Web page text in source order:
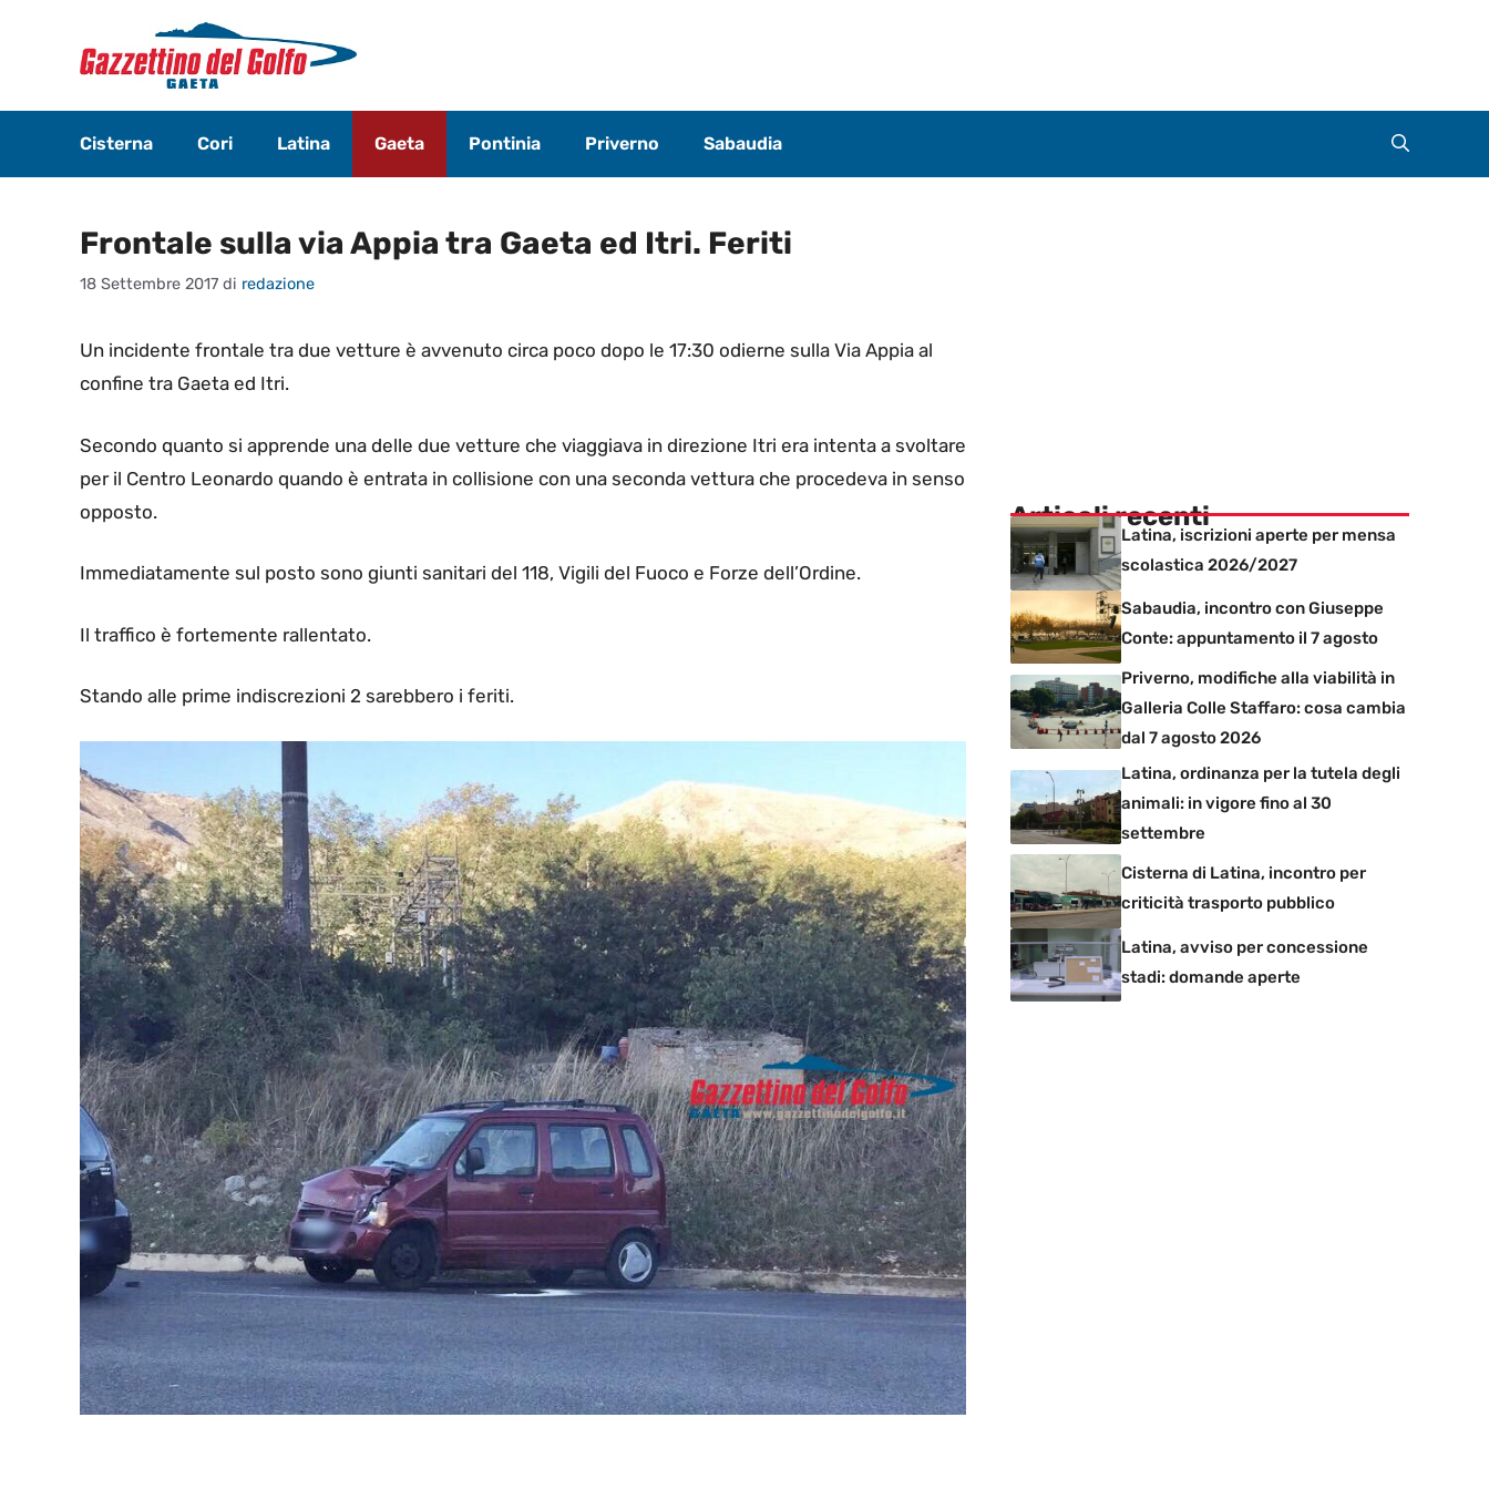
contenuto
Cisterna Cori Latina Gaeta Pontinia Priverno Sabaudia
Frontale sulla via Appia tra Gaeta ed Itri. Feriti
18 Settembre 2017 di redazione
Un incidente frontale tra due vetture è avvenuto circa poco dopo le 17:30 odierne sulla Via Appia al
confine tra Gaeta ed Itri.
Secondo quanto si apprende una delle due vetture che viaggiava in direzione Itri era intenta a svoltare
per il Centro Leonardo quando è entrata in collisione con una seconda vettura che procedeva in senso
opposto.
Immediatamente sul posto sono giunti sanitari del 118, Vigili del Fuoco e Forze dell’Ordine.
Il traffico è fortemente rallentato.
Stando alle prime indiscrezioni 2 sarebbero i feriti.
Articoli recenti
Latina, iscrizioni aperte per mensa
scolastica 2026/2027
Sabaudia, incontro con Giuseppe
Conte: appuntamento il 7 agosto
Priverno, modifiche alla viabilità in
Galleria Colle Staffaro: cosa cambia
dal 7 agosto 2026
Latina, ordinanza per la tutela degli
animali: in vigore fino al 30
settembre
Cisterna di Latina, incontro per
criticità trasporto pubblico
Latina, avviso per concessione
stadi: domande aperte